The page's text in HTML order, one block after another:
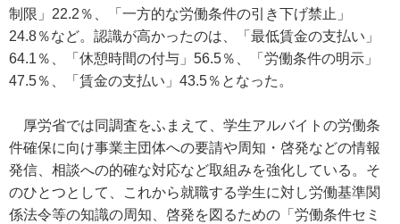
制限」22.2％、「一方的な労働条件の引き下げ禁止」
24.8％など。認識が高かったのは、「最低賃金の支払い」
64.1％、「休憩時間の付与」56.5％、「労働条件の明示」
47.5％、「賃金の支払い」43.5％となった。
厚労省では同調査をふまえて、学生アルバイトの労働条
件確保に向け事業主団体への要請や周知・啓発などの情報
発信、相談への的確な対応など取組みを強化している。そ
のひとつとして、これから就職する学生に対し労働基準関
係法令等の知識の周知、啓発を図るための「労働条件セミ